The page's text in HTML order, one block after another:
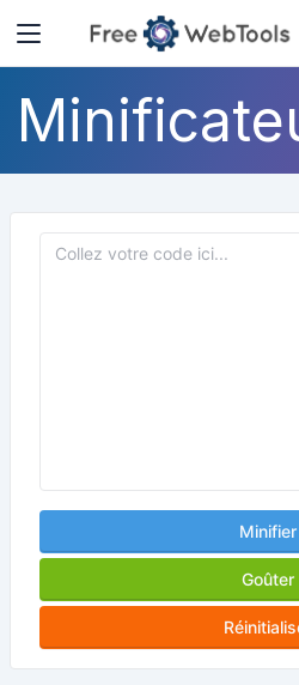
Minifier
Goûter